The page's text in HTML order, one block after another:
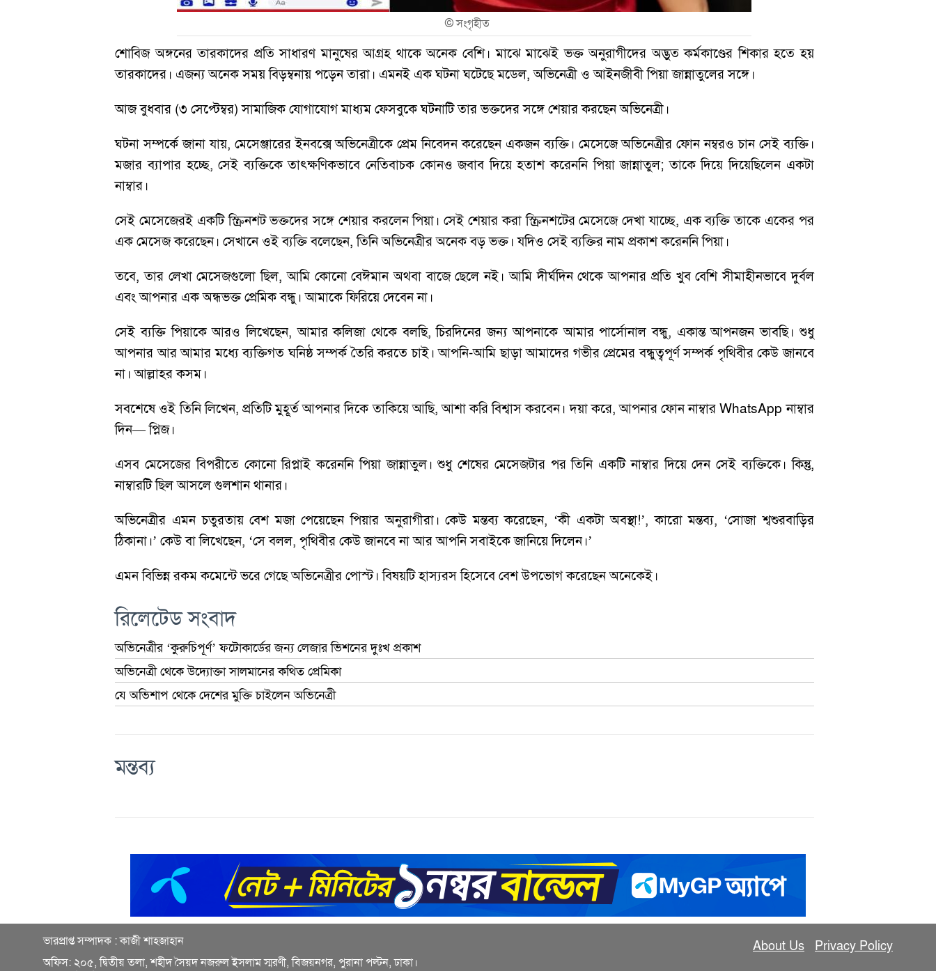
©সংগৃহীত
শোবিজ অঙ্গনের তারকাদের প্রতি সাধারণ মানুষের আগ্রহ থাকে অনেক বেশি। মাঝে মাঝেই ভক্ত অনুরাগীদের অদ্ভুত কর্মকাণ্ডের শিকার হতে হয়
তারকাদের। এজন্য অনেক সময় বিড়ম্বনায় পড়েন তারা। এমনই এক ঘটনা ঘটেছে মডেল, অভিনেত্রী ও আইনজীবী পিয়া জান্নাতুলের সঙ্গে।
আজ বুধবার (৩ সেপ্টেম্বর) সামাজিক যোগাযোগ মাধ্যম ফেসবুকে ঘটনাটি তার ভক্তদের সঙ্গে শেয়ার করছেন অভিনেত্রী।
ঘটনা সম্পর্কে জানা যায়, মেসেঞ্জারের ইনবক্সে অভিনেত্রীকে প্রেম নিবেদন করেছেন একজন ব্যক্তি। মেসেজে অভিনেত্রীর ফোন নম্বরও চান সেই ব্যক্তি।
মজার ব্যাপার হচ্ছে, সেই ব্যক্তিকে তাৎক্ষণিকভাবে নেতিবাচক কোনও জবাব দিয়ে হতাশ করেননি পিয়া জান্নাতুল; তাকে দিয়ে দিয়েছিলেন একটা
নাম্বার।
সেই মেসেজেরই একটি স্ক্রিনশট ভক্তদের সঙ্গে শেয়ার করলেন পিয়া। সেই শেয়ার করা স্ক্রিনশটের মেসেজে দেখা যাচ্ছে, এক ব্যক্তি তাকে একের পর
এক মেসেজ করেছেন। সেখানে ওই ব্যক্তি বলেছেন, তিনি অভিনেত্রীর অনেক বড় ভক্ত। যদিও সেই ব্যক্তির নাম প্রকাশ করেননি পিয়া।
তবে, তার লেখা মেসেজগুলো ছিল, আমি কোনো বেঈমান অথবা বাজে ছেলে নই। আমি দীর্ঘদিন থেকে আপনার প্রতি খুব বেশি সীমাহীনভাবে দুর্বল
এবং আপনার এক অন্ধভক্ত প্রেমিক বন্ধু। আমাকে ফিরিয়ে দেবেন না।
সেই ব্যক্তি পিয়াকে আরও লিখেছেন, আমার কলিজা থেকে বলছি, চিরদিনের জন্য আপনাকে আমার পার্সোনাল বন্ধু, একান্ত আপনজন ভাবছি। শুধু
আপনার আর আমার মধ্যে ব্যক্তিগত ঘনিষ্ঠ সম্পর্ক তৈরি করতে চাই। আপনি-আমি ছাড়া আমাদের গভীর প্রেমের বন্ধুত্বপূর্ণ সম্পর্ক পৃথিবীর কেউ জানবে
না। আল্লাহর কসম।
সবশেষে ওই তিনি লিখেন, প্রতিটি মুহূর্ত আপনার দিকে তাকিয়ে আছি, আশা করি বিশ্বাস করবেন। দয়া করে, আপনার ফোন নাম্বার WhatsApp নাম্বার
দিন— প্লিজ।
এসব মেসেজের বিপরীতে কোনো রিপ্লাই করেননি পিয়া জান্নাতুল। শুধু শেষের মেসেজটার পর তিনি একটি নাম্বার দিয়ে দেন সেই ব্যক্তিকে। কিন্তু,
নাম্বারটি ছিল আসলে গুলশান থানার।
অভিনেত্রীর এমন চতুরতায় বেশ মজা পেয়েছেন পিয়ার অনুরাগীরা। কেউ মন্তব্য করেছেন, ‘কী একটা অবস্থা!’, কারো মন্তব্য, ‘সোজা শ্বশুরবাড়ির
ঠিকানা।’ কেউ বা লিখেছেন, ‘সে বলল, পৃথিবীর কেউ জানবে না আর আপনি সবাইকে জানিয়ে দিলেন।’
এমন বিভিন্ন রকম কমেন্টে ভরে গেছে অভিনেত্রীর পোস্ট। বিষয়টি হাস্যরস হিসেবে বেশ উপভোগ করেছেন অনেকেই।
রিলেটেড সংবাদ
অভিনেত্রীর ‘কুরুচিপূর্ণ’ ফটোকার্ডের জন্য লেজার ভিশনের দুঃখ প্রকাশ
অভিনেত্রী থেকে উদ্যোক্তা সালমানের কথিত প্রেমিকা
যে অভিশাপ থেকে দেশের মুক্তি চাইলেন অভিনেত্রী
মন্তব্য
ভারপ্রাপ্ত সম্পাদক : কাজী শাহজাহান
অফিস: ২০৫, দ্বিতীয় তলা, শহীদ সৈয়দ নজরুল ইসলাম স্মরণী, বিজয়নগর, পুরানা পল্টন, ঢাকা।
About Us Privacy Policy